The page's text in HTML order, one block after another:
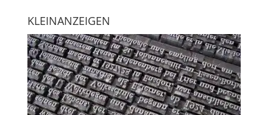
KLEINANZEIGEN